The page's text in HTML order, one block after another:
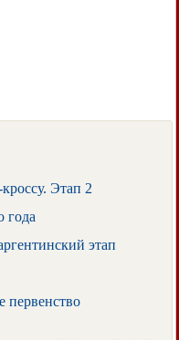
Этап 2
года
этап
первенство